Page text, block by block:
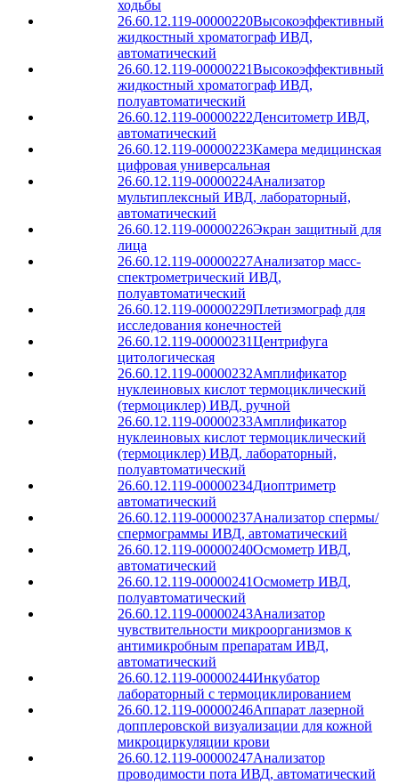
ходьбы
26.60.12.119-00000220Высокоэффективный
жидкостный хроматограф ИВД,
автоматический
26.60.12.119-00000221Высокоэффективный
жидкостный хроматограф ИВД,
полуавтоматический
26.60.12.119-00000222Денситометр ИВД,
автоматический
26.60.12.119-00000223Камера медицинская
цифровая универсальная
26.60.12.119-00000224Анализатор
мультиплексный ИВД, лабораторный,
автоматический
26.60.12.119-00000226Экран защитный для
лица
26.60.12.119-00000227Анализатор масс-
спектрометрический ИВД,
полуавтоматический
26.60.12.119-00000229Плетизмограф для
исследования конечностей
26.60.12.119-00000231Центрифуга
цитологическая
26.60.12.119-00000232Амплификатор
нуклеиновых кислот термоциклический
(термоциклер) ИВД, ручной
26.60.12.119-00000233Амплификатор
нуклеиновых кислот термоциклический
(термоциклер) ИВД, лабораторный,
полуавтоматический
26.60.12.119-00000234Диоптриметр
автоматический
26.60.12.119-00000237Анализатор спермы/
спермограммы ИВД, автоматический
26.60.12.119-00000240Осмометр ИВД,
автоматический
26.60.12.119-00000241Осмометр ИВД,
полуавтоматический
26.60.12.119-00000243Анализатор
чувствительности микроорганизмов к
антимикробным препаратам ИВД,
автоматический
26.60.12.119-00000244Инкубатор
лабораторный с термоциклированием
26.60.12.119-00000246Аппарат лазерной
допплеровской визуализации для кожной
микроциркуляции крови
26.60.12.119-00000247Анализатор
проводимости пота ИВД, автоматический